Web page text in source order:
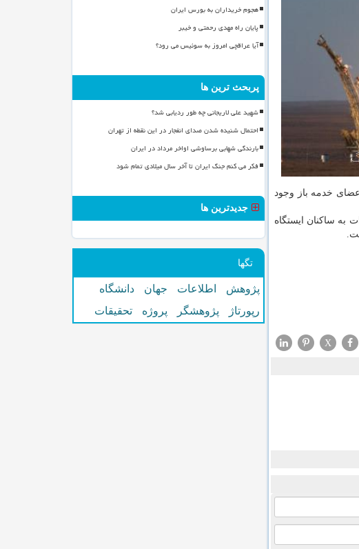
خدمه باز وجود
حمل و نقل مواد و تجهیزات به ساكنان ایستگاه
X
هجوم خریداران به بورس ایران
پایان راه مهدی رحمتی و خیبر
آیا عراقچی امروز به سوئیس می رود؟
پربحث ترین ها
شهید علی لاریجانی چه طور ردیابی شد؟
احتمال شنیده شدن صدای انفجار در این نقطه از تهران
بارندگی شهابی برساوشی اواخر مرداد در ایران
فکر می کنم جنگ ایران تا آخر سال میلادی تمام شود
جدیدترین ها
تگها
پژوهش اطلاعات جهان
دانشگاه
رپورتاژ
پژوهشگر پروژه تحقیقات